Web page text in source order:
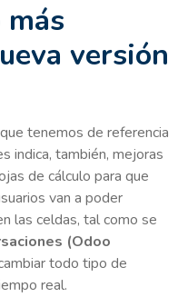
versión
tenemos de referencia
indica, también, mejoras
de cálculo para que
van a poder
las celdas, tal como se
(Odoo
todo tipo de
real.